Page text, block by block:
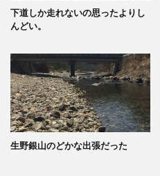
下道しか走れないの思ったよりし
んどい。
生野銀山のどかな出張だった